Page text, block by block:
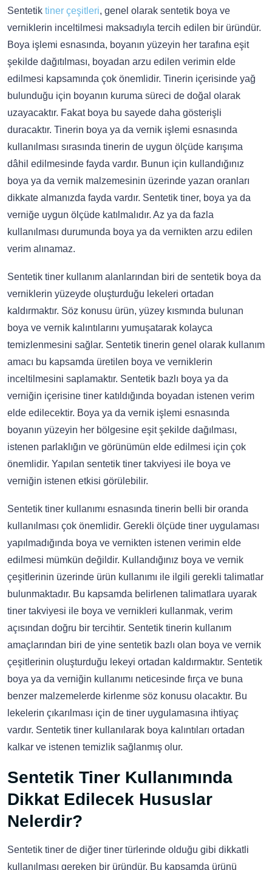
Sentetik tiner çeşitleri, genel olarak sentetik boya ve
verniklerin inceltilmesi maksadıyla tercih edilen bir üründür.
Boya işlemi esnasında, boyanın yüzeyin her tarafına eşit
şekilde dağıtılması, boyadan arzu edilen verimin elde
edilmesi kapsamında çok önemlidir. Tinerin içerisinde yağ
bulunduğu için boyanın kuruma süreci de doğal olarak
uzayacaktır. Fakat boya bu sayede daha gösterişli
duracaktır. Tinerin boya ya da vernik işlemi esnasında
kullanılması sırasında tinerin de uygun ölçüde karışıma
dâhil edilmesinde fayda vardır. Bunun için kullandığınız
boya ya da vernik malzemesinin üzerinde yazan oranları
dikkate almanızda fayda vardır. Sentetik tiner, boya ya da
verniğe uygun ölçüde katılmalıdır. Az ya da fazla
kullanılması durumunda boya ya da vernikten arzu edilen
verim alınamaz.
Sentetik tiner kullanım alanlarından biri de sentetik boya da
verniklerin yüzeyde oluşturduğu lekeleri ortadan
kaldırmaktır. Söz konusu ürün, yüzey kısmında bulunan
boya ve vernik kalıntılarını yumuşatarak kolayca
temizlenmesini sağlar. Sentetik tinerin genel olarak kullanım
amacı bu kapsamda üretilen boya ve verniklerin
inceltilmesini saplamaktır. Sentetik bazlı boya ya da
verniğin içerisine tiner katıldığında boyadan istenen verim
elde edilecektir. Boya ya da vernik işlemi esnasında
boyanın yüzeyin her bölgesine eşit şekilde dağılması,
istenen parlaklığın ve görünümün elde edilmesi için çok
önemlidir. Yapılan sentetik tiner takviyesi ile boya ve
verniğin istenen etkisi görülebilir.
Sentetik tiner kullanımı esnasında tinerin belli bir oranda
kullanılması çok önemlidir. Gerekli ölçüde tiner uygulaması
yapılmadığında boya ve vernikten istenen verimin elde
edilmesi mümkün değildir. Kullandığınız boya ve vernik
çeşitlerinin üzerinde ürün kullanımı ile ilgili gerekli talimatlar
bulunmaktadır. Bu kapsamda belirlenen talimatlara uyarak
tiner takviyesi ile boya ve vernikleri kullanmak, verim
açısından doğru bir tercihtir. Sentetik tinerin kullanım
amaçlarından biri de yine sentetik bazlı olan boya ve vernik
çeşitlerinin oluşturduğu lekeyi ortadan kaldırmaktır. Sentetik
boya ya da verniğin kullanımı neticesinde fırça ve buna
benzer malzemelerde kirlenme söz konusu olacaktır. Bu
lekelerin çıkarılması için de tiner uygulamasına ihtiyaç
vardır. Sentetik tiner kullanılarak boya kalıntıları ortadan
kalkar ve istenen temizlik sağlanmış olur.
Sentetik Tiner Kullanımında
Dikkat Edilecek Hususlar
Nelerdir?
Sentetik tiner de diğer tiner türlerinde olduğu gibi dikkatli
kullanılması gereken bir üründür. Bu kapsamda ürünü